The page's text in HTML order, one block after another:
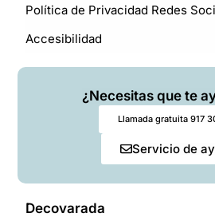
Política de Privacidad Redes
Accesibilidad
¿Necesitas que te
Llamada gratuita 917
Servicio de
Decovarada